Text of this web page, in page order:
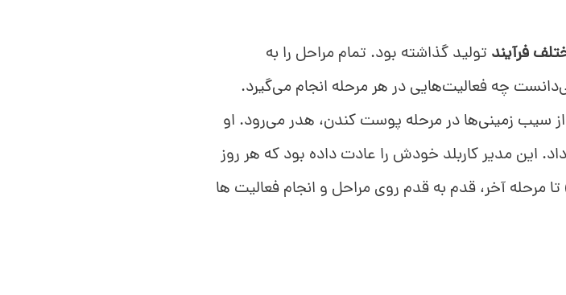
فرآیند تولید گذاشته بود. تمام مراحل را به
چه فعالیت‌هایی در هر مرحله انجام می‌گیرد.
سیب زمینی‌ها در مرحله پوست کندن، هدر می‌رود. او
این مدیر کاربلد خودش را عادت داده بود که هر روز
مرحله آخر، قدم به قدم روی مراحل و انجام فعالیت ها